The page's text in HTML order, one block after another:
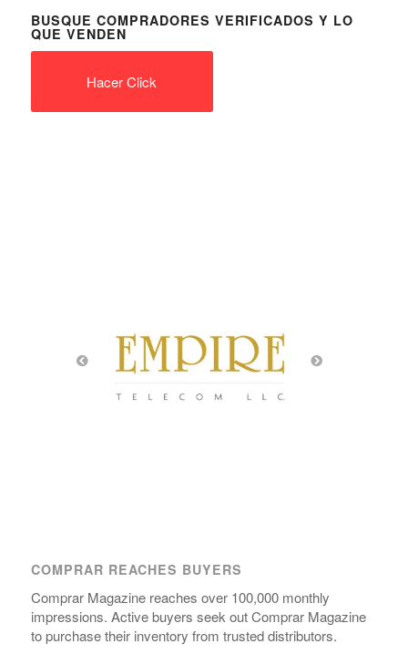
BUSQUE COMPRADORES VERIFICADOS Y LO
QUE VENDEN
Hacer Click
COMPRAR REACHES BUYERS
Comprar Magazine reaches over 100,000 monthly
impressions. Active buyers seek out Comprar Magazine
to purchase their inventory from trusted distributors.